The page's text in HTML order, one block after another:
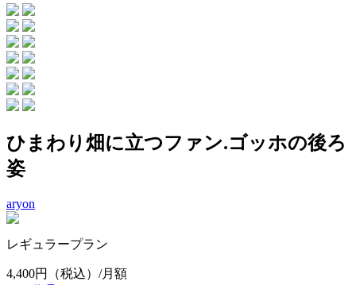
ひまわり畑に立つファン.ゴッホの後ろ
姿
aryon
レギュラープラン
4,400円
（税込）/月額